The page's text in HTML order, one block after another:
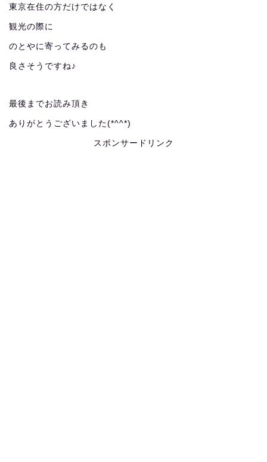
東京在住の方だけではなく
観光の際に
のとやに寄ってみるのも
良さそうですね♪
最後までお読み頂き
ありがとうございました(*^^*)
スポンサードリンク